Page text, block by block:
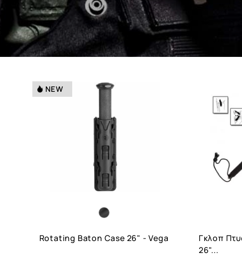
Rotating Baton Case 26" - Vega
NEW
Γκλοπ
26"...